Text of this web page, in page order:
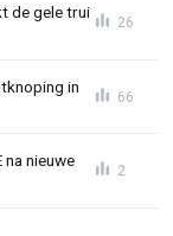
de gele trui
26
in
66
nieuwe
2